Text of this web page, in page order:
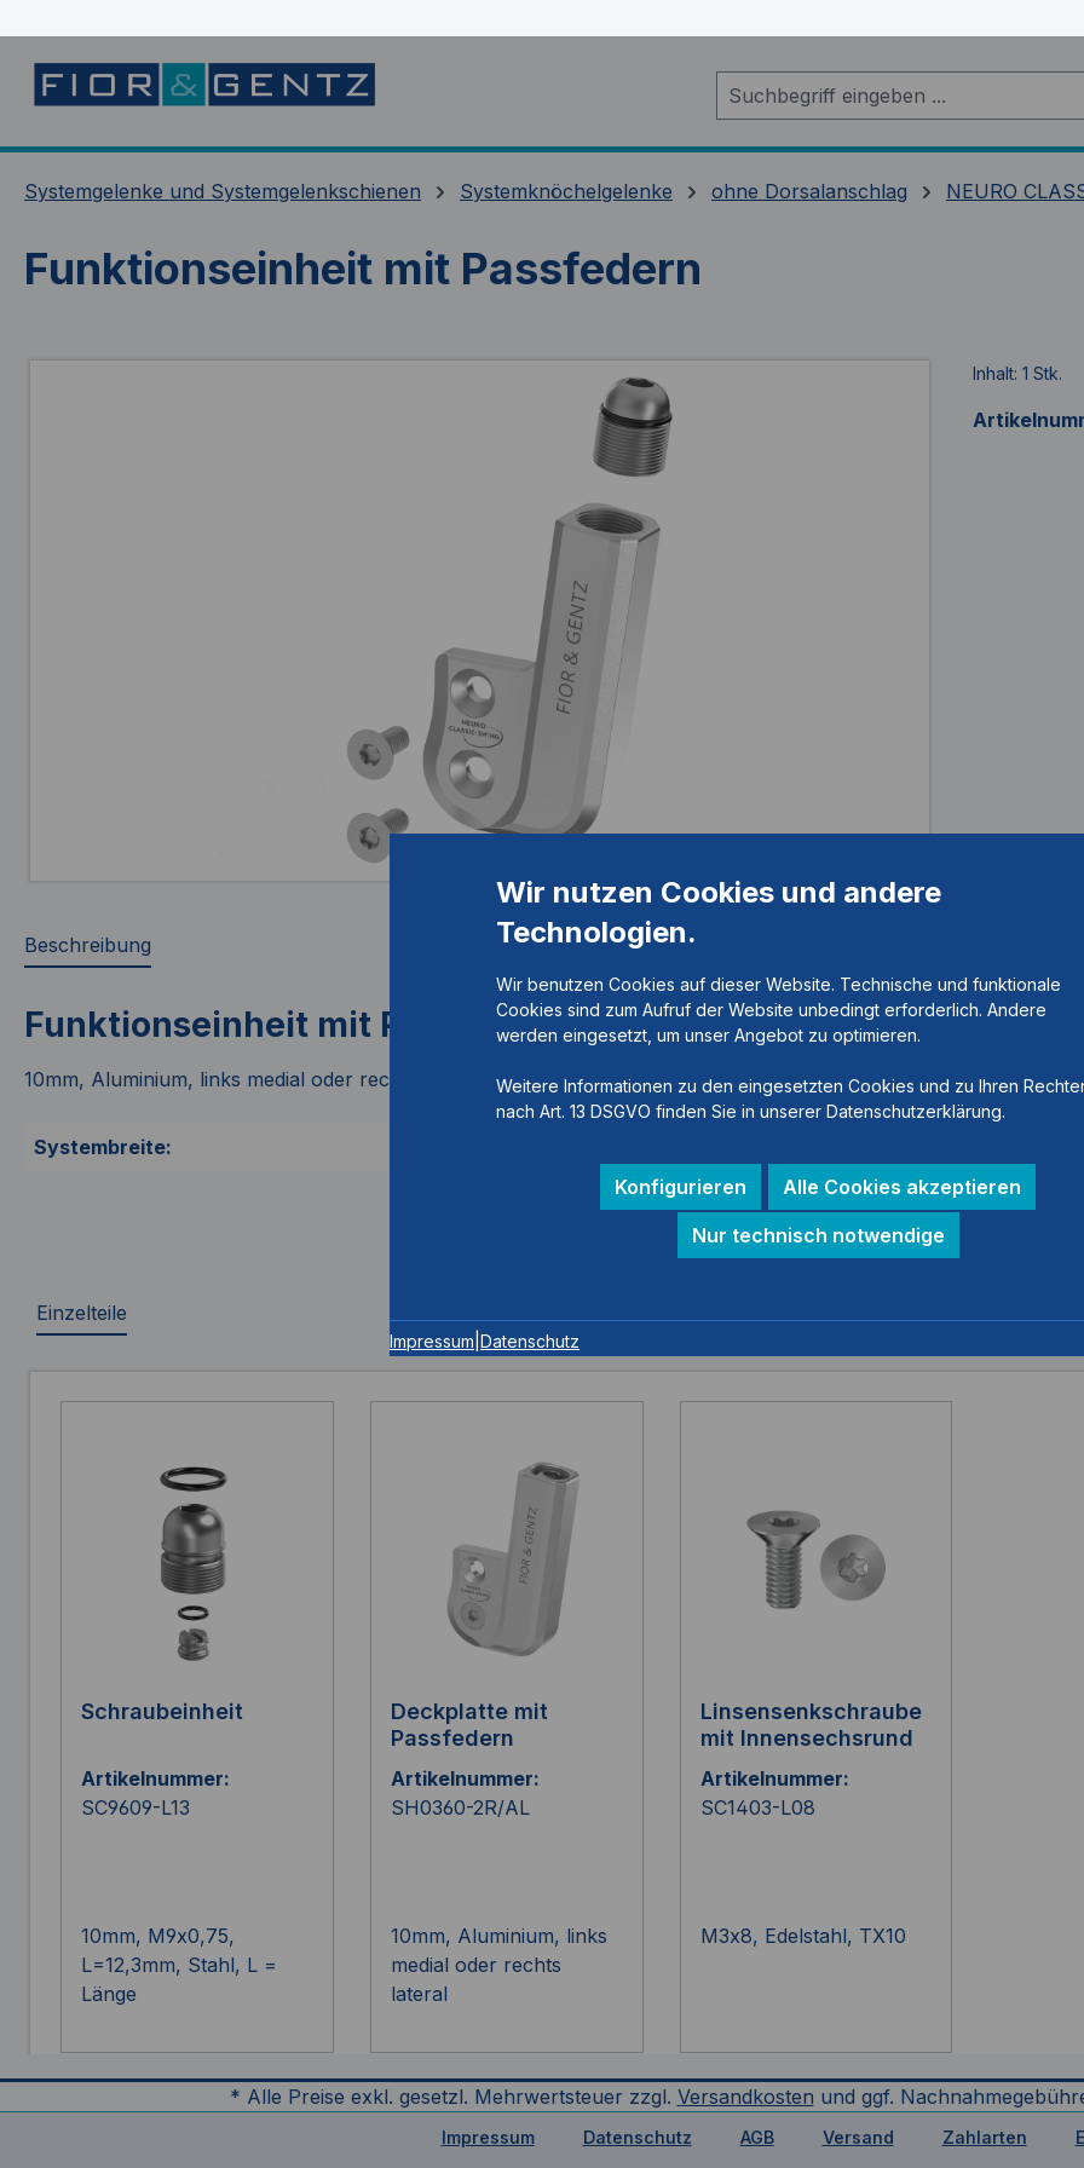
Systemgelenke und Systemgelenkschienen Systemknöchelgelenke ohne Dorsalanschlag NEURO
Funktionseinheit mit Passfedern
Inhalt: 1 Stk.
Beschreibung
Funktionseinheit mit Passfedern
10mm, Aluminium, links medial oder rechts lateral
Systembreite:
Einzelteile
Schraubeinheit
Artikelnummer:
SC9609-L13
10mm, M9x0,75,
L=12,3mm, Stahl, L =
Länge
Deckplatte mit
Passfedern
Artikelnummer:
SH0360-2R/AL
10mm, Aluminium, links
medial oder rechts
lateral
Linsensenkschraube
mit Innensechsrund
Artikelnummer:
SC1403-L08
M3x8, Edelstahl, TX10
* Alle Preise exkl. gesetzl. Mehrwertsteuer zzgl. Versandkosten und ggf.
Impressum Datenschutz AGB Versand Zahlarten
Wir nutzen Cookies und andere
Technologien.
Wir benutzen Cookies auf dieser Website. Technische und funktionale
Cookies sind zum Aufruf der Website unbedingt erforderlich. Andere
werden eingesetzt, um unser Angebot zu optimieren.
Weitere Informationen zu den eingesetzten Cookies und zu Ihren
nach Art. 13 DSGVO finden Sie in unserer Datenschutzerklärung.
Konfigurieren
Alle Cookies akzeptieren
Nur technisch notwendige
Impressum Datenschutz